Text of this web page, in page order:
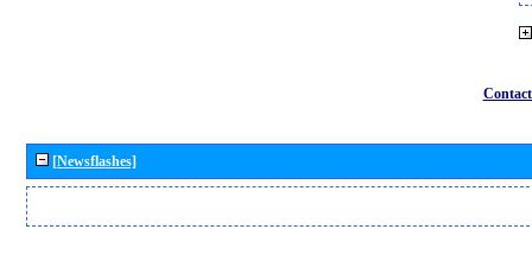
[Newsflashes]